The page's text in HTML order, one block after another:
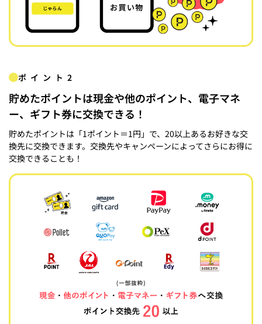
ポイント2
貯めたポイントは現金や他のポイント、電子マネ
ー、ギフト券に交換できる！
貯めたポイントは「1ポイント＝1円」で、20以上あるお好きな交
換先に交換できます。交換先やキャンペーンによってさらにお得に
交換できることも！